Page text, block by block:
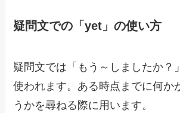
疑問文での「yet」の使い方
疑問文では「もう～しましたか？
使われます。ある時点までに何か
うかを尋ねる際に用います。